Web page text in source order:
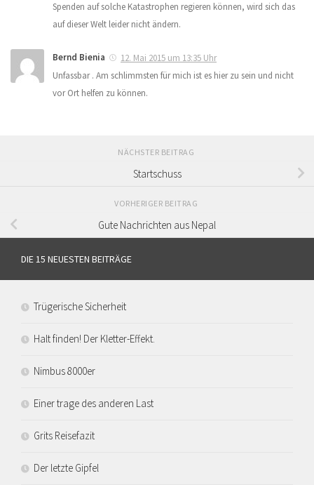
Spenden auf solche Katastrophen regieren können, wird sich das
auf dieser Welt leider nicht ändern.
Bernd Bienia
12. Mai 2015 um 13:35 Uhr
Unfassbar . Am schlimmsten für mich ist es hier zu sein und nicht
vor Ort helfen zu können.
NÄCHSTER BEITRAG
Startschuss
VORHERIGER BEITRAG
Gute Nachrichten aus Nepal
DIE 15 NEUESTEN BEITRÄGE
Trügerische Sicherheit
Halt finden! Der Kletter-Effekt.
Nimbus 8000er
Einer trage des anderen Last
Grits Reisefazit
Der letzte Gipfel